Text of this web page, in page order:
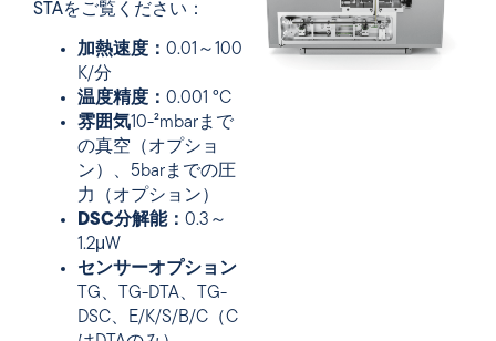
STAをご覧ください：
加熱速度： 0.01～100
K/分
温度精度： 0.001 °C
雰囲気10-²mbarまで
の真空（オプショ
ン）、5barまでの圧
力（オプション）
DSC分解能： 0.3～
1.2μW
センサーオプション
TG、TG-DTA、TG-
DSC、E/K/S/B/C（C